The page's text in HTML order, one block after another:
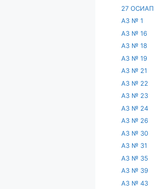
27 ОСИАП
АЗ № 1
АЗ № 16
АЗ № 18
АЗ № 19
АЗ № 21
АЗ № 22
АЗ № 23
АЗ № 24
АЗ № 26
АЗ № 30
АЗ № 31
АЗ № 35
АЗ № 39
АЗ № 43